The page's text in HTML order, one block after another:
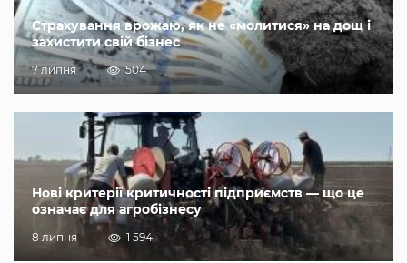
Страхування врожаю, як не «молитися» на дощ і
захистити свій бізнес
7 липня 504
Нові критерії критичності підприємств — що це
означає для агробізнесу
8 липня 1 594